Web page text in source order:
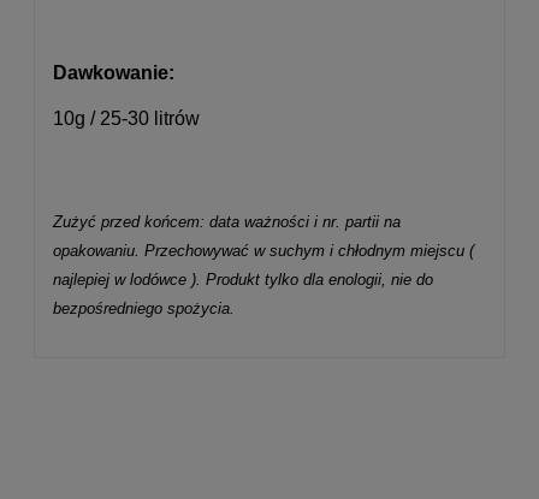
Dawkowanie:
10g / 25-30 litrów
Zużyć przed końcem: data ważności i nr. partii na
opakowaniu. Przechowywać w suchym i chłodnym miejscu (
najlepiej w lodówce ). Produkt tylko dla enologii, nie do
bezpośredniego spożycia.